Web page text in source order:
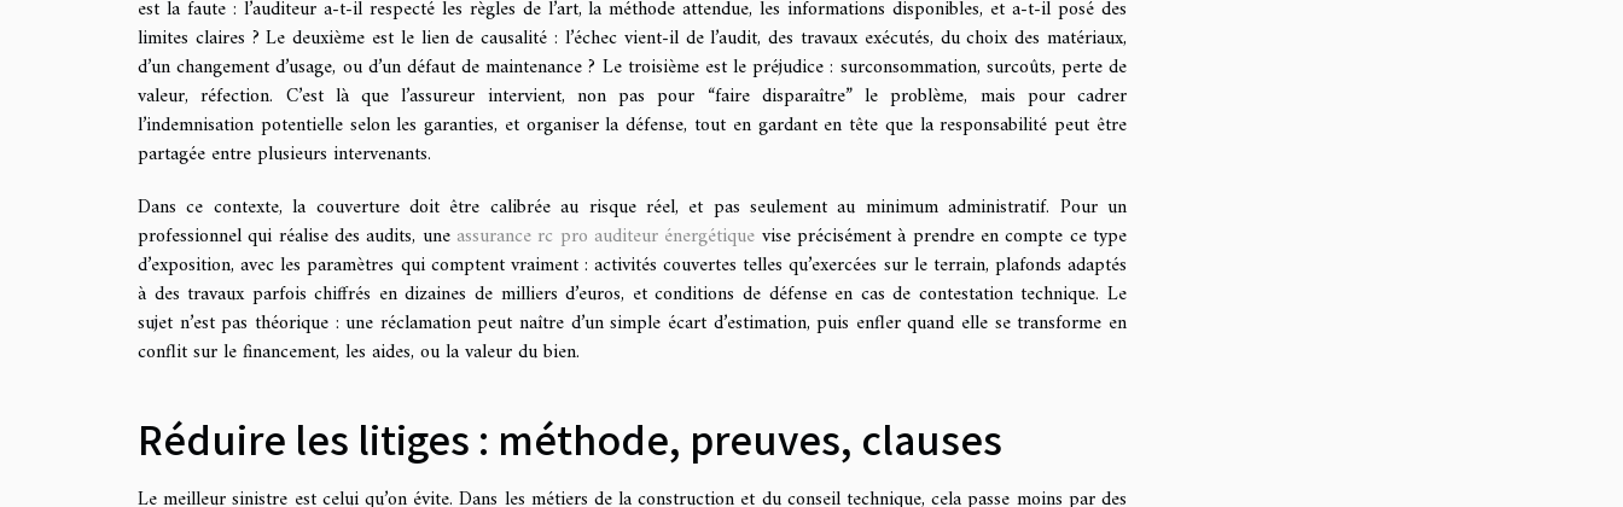
est la faute : l’auditeur a-t-il respecté les règles de l’art, la méthode attendue, les informations disponibles, et a-t-il posé des
limites claires ? Le deuxième est le lien de causalité : l’échec vient-il de l’audit, des travaux exécutés, du choix des matériaux,
d’un changement d’usage, ou d’un défaut de maintenance ? Le troisième est le préjudice : surconsommation, surcoûts, perte de
valeur, réfection. C’est là que l’assureur intervient, non pas pour “faire disparaître” le problème, mais pour cadrer
l’indemnisation potentielle selon les garanties, et organiser la défense, tout en gardant en tête que la responsabilité peut être
partagée entre plusieurs intervenants.
Dans ce contexte, la couverture doit être calibrée au risque réel, et pas seulement au minimum administratif. Pour un
professionnel qui réalise des audits, une assurance rc pro auditeur énergétique vise précisément à prendre en compte ce type
d’exposition, avec les paramètres qui comptent vraiment : activités couvertes telles qu’exercées sur le terrain, plafonds adaptés
à des travaux parfois chiffrés en dizaines de milliers d’euros, et conditions de défense en cas de contestation technique. Le
sujet n’est pas théorique : une réclamation peut naître d’un simple écart d’estimation, puis enfler quand elle se transforme en
conflit sur le financement, les aides, ou la valeur du bien.
Réduire les litiges : méthode, preuves, clauses
Le meilleur sinistre est celui qu’on évite. Dans les métiers de la construction et du conseil technique, cela passe moins par des